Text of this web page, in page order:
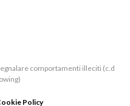
comportamenti illeciti (c.d
Policy